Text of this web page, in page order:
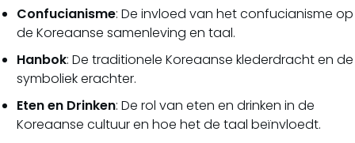
Confucianisme: De invloed van het confucianisme op
de Koreaanse samenleving en taal.
Hanbok: De traditionele Koreaanse klederdracht en de
symboliek erachter.
Eten en Drinken: De rol van eten en drinken in de
Koreaanse cultuur en hoe het de taal beïnvloedt.